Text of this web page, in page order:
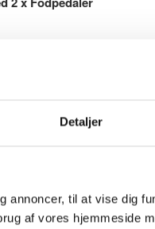
Detaljer
annoncer, til at vise dig
af vores hjemmeside
på arbejdspladsen.
og lugtminimering ved